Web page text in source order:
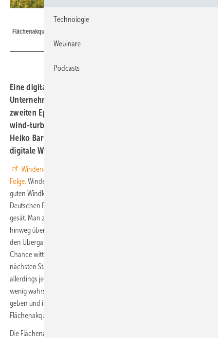
Flächenakquise ist eine Herausforderung.
Eine digitale Lösung zur Flächenakquise hat das Berliner
Unternehmen Caeli Wind auf die Beine gestellt. In der
zweiten Episode des Windenergie.Macher-Podcasts von
wind-turbine.com spricht Gründer und Geschäftsführer
Heiko Bartels mit dem Host Bernd Weidmann über seine
digitale Windflächen-Plattform.
Windenergie.Macher
Folge. Windenergie-Projektentwickler sind ständig auf der Suche nach
guten Windkraftflächen – doch diese sind wie ein Sitzplatz im ICE der
Deutschen Bahn an Tagen vor Heiligabend: Heiß begehrt, aber rar
gesät. Man zwängt sich quer durch die Gänge dutzender Waggons,
hinweg über abgestelltes Gepäck und vorbei an Fahrgästen, die in
den Übergangen auf dem Boden verharren und ebenfalls ihre
Chance wittern. Wenn man doch nur wüsste, welcher Platz an der
nächsten Station frei wird! Um das herauszufinden, müsste man
allerdings jeden einzelnen Reisenden persönlich fragen – und es ist
wenig wahrscheinlich, dass bald Aussteigende bereitwillig Bescheid
geben und ihren Sitzplatz aktiv anbieten. Die klassische
Flächenakquise ist auch nicht minder anstrengend.
Die Flächenakquise zeigt einige Parallelen zur Sitzplatzsuche im ICE: Es
Technologie
Webinare
Podcasts